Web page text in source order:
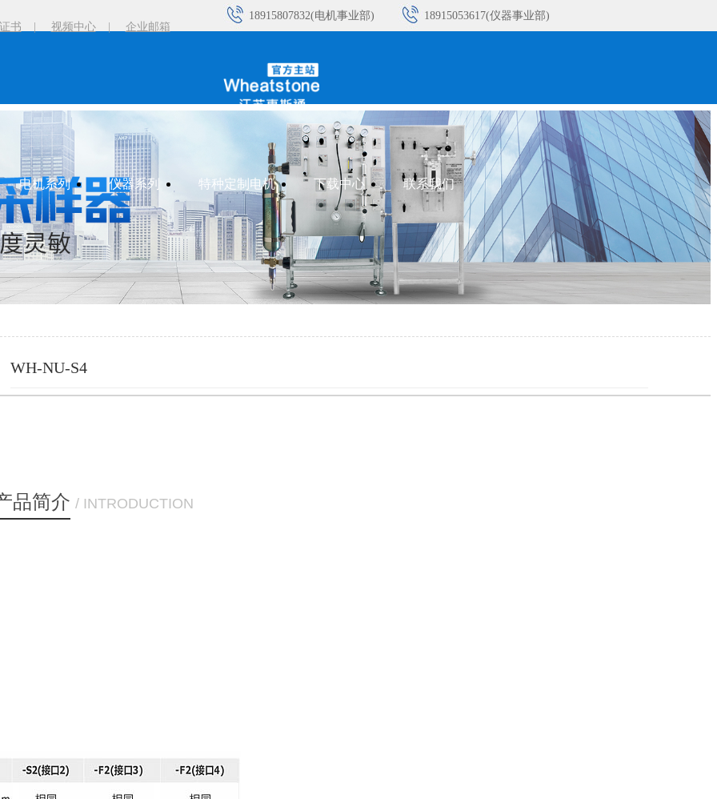
书 视频中心 企业邮箱
18915807832(电机事业部)
18101502570(电机事业部)
18961193390(电机事业部)
18915053617(仪器事业部)
电机系列 仪器系列 特种定制电机 下载中心 联系我们
WH-NU-S4
品简介 / INTRODUCTION